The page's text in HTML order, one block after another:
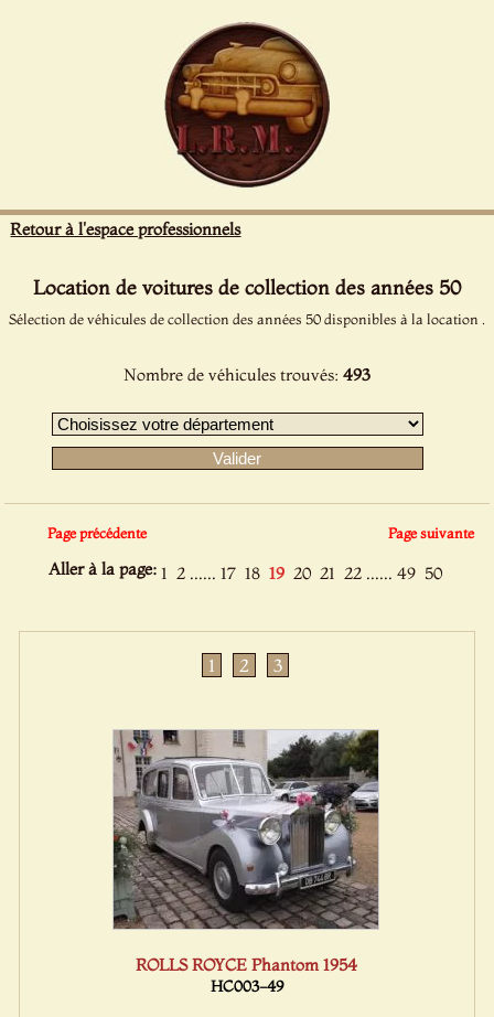
Retour à l'espace professionnels
Location de voitures de collection des années 50
Sélection de véhicules de collection des années 50 disponibles à la location .
Nombre de véhicules trouvés: 493
Page précédente Page suivante
Aller à la page:1 2 ...... 17 18 19 20 21 22 ...... 49 50
1 2 3
ROLLS ROYCE Phantom 1954
HC003-49